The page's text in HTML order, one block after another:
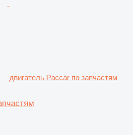
двигатель Paccar по запчастям